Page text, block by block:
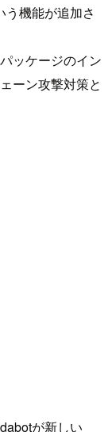
う機能が追加さ
ッケージのイン
ーン攻撃対策と
が新しい